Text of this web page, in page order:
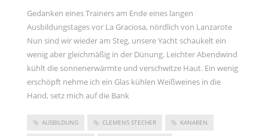
Gedanken eines Trainers am Ende eines langen
Ausbildungstages vor La Graciosa, nördlich von Lanzarote
Nun sind wir wieder am Steg, unsere Yacht schaukelt ein
wenig aber gleichmäßig in der Dünung. Leichter Abendwind
kühlt die sonnenerwärmte und verschwitze Haut. Ein wenig
erschöpft nehme ich ein Glas kühlen Weißweines in die
Hand, setz mich auf die Bank
AUSBILDUNG CLEMENS STECHER KANAREN